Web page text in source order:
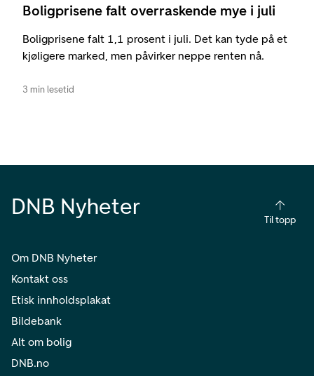
Boligprisene falt overraskende mye i juli
Boligprisene falt 1,1 prosent i juli. Det kan tyde på et
kjøligere marked, men påvirker neppe renten nå.
3 min lesetid
DNB Nyheter
Til topp
Om DNB Nyheter
Kontakt oss
Etisk innholdsplakat
Bildebank
Alt om bolig
DNB.no